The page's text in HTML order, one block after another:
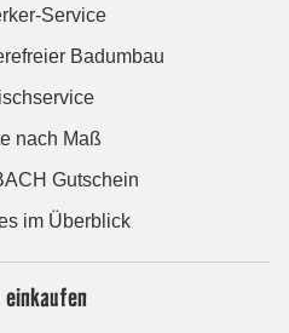
Service
Badumbau
nach Maß
Gutschein
im Überblick
einkaufen